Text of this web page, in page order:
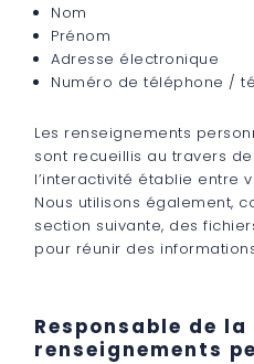
Nom
Prénom
Adresse électronique
Numéro de téléphone /
Les renseignements
sont recueillis au travers
l’interactivité établie entre
Nous utilisons également,
section suivante, des
pour réunir des
Responsable de
renseignements